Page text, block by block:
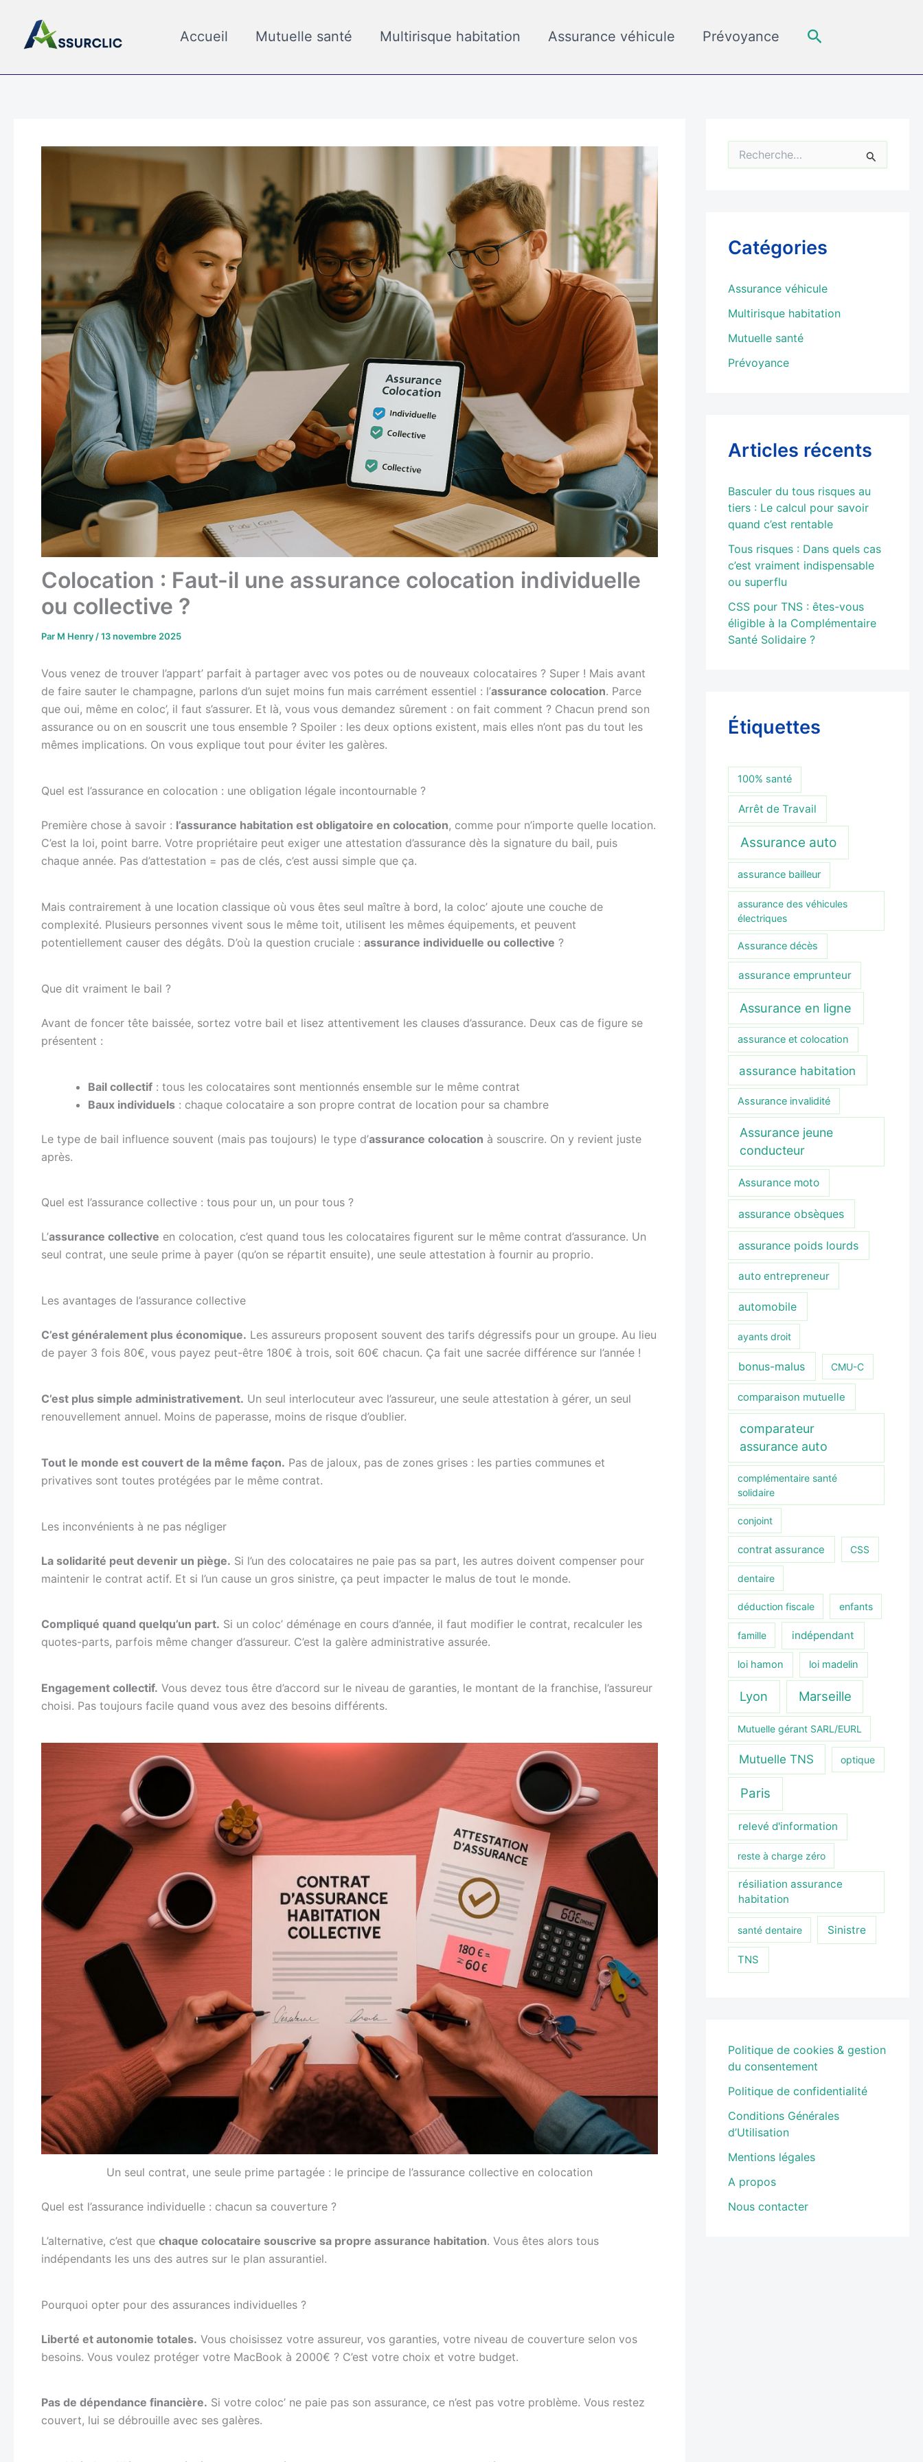
contenu
Accueil Mutuelle santé Multirisque habitation Assurance véhicule Prévoyance Rechercher
Colocation : Faut-il une assurance colocation individuelle
ou collective ?
Par M Henry/13 novembre 2025
Vous venez de trouver l’appart’ parfait à partager avec vos potes ou de nouveaux colocataires ? Super ! Mais avant
de faire sauter le champagne, parlons d’un sujet moins fun mais carrément essentiel : l’assurance colocation. Parce
que oui, même en coloc’, il faut s’assurer. Et là, vous vous demandez sûrement : on fait comment ? Chacun prend son
assurance ou on en souscrit une tous ensemble ? Spoiler : les deux options existent, mais elles n’ont pas du tout les
mêmes implications. On vous explique tout pour éviter les galères.
Quel est l’assurance en colocation : une obligation légale incontournable ?
Première chose à savoir : l’assurance habitation est obligatoire en colocation, comme pour n’importe quelle location.
C’est la loi, point barre. Votre propriétaire peut exiger une attestation d’assurance dès la signature du bail, puis
chaque année. Pas d’attestation = pas de clés, c’est aussi simple que ça.
Mais contrairement à une location classique où vous êtes seul maître à bord, la coloc’ ajoute une couche de
complexité. Plusieurs personnes vivent sous le même toit, utilisent les mêmes équipements, et peuvent
potentiellement causer des dégâts. D’où la question cruciale : assurance individuelle ou collective ?
Que dit vraiment le bail ?
Avant de foncer tête baissée, sortez votre bail et lisez attentivement les clauses d’assurance. Deux cas de figure se
présentent :
Bail collectif : tous les colocataires sont mentionnés ensemble sur le même contrat
Baux individuels : chaque colocataire a son propre contrat de location pour sa chambre
Le type de bail influence souvent (mais pas toujours) le type d’assurance colocation à souscrire. On y revient juste
après.
Quel est l’assurance collective : tous pour un, un pour tous ?
L’assurance collective en colocation, c’est quand tous les colocataires figurent sur le même contrat d’assurance. Un
seul contrat, une seule prime à payer (qu’on se répartit ensuite), une seule attestation à fournir au proprio.
Les avantages de l’assurance collective
C’est généralement plus économique. Les assureurs proposent souvent des tarifs dégressifs pour un groupe. Au lieu
de payer 3 fois 80€, vous payez peut-être 180€ à trois, soit 60€ chacun. Ça fait une sacrée différence sur l’année !
C’est plus simple administrativement. Un seul interlocuteur avec l’assureur, une seule attestation à gérer, un seul
renouvellement annuel. Moins de paperasse, moins de risque d’oublier.
Tout le monde est couvert de la même façon. Pas de jaloux, pas de zones grises : les parties communes et
privatives sont toutes protégées par le même contrat.
Les inconvénients à ne pas négliger
La solidarité peut devenir un piège. Si l’un des colocataires ne paie pas sa part, les autres doivent compenser pour
maintenir le contrat actif. Et si l’un cause un gros sinistre, ça peut impacter le malus de tout le monde.
Compliqué quand quelqu’un part. Si un coloc’ déménage en cours d’année, il faut modifier le contrat, recalculer les
quotes-parts, parfois même changer d’assureur. C’est la galère administrative assurée.
Engagement collectif. Vous devez tous être d’accord sur le niveau de garanties, le montant de la franchise, l’assureur
choisi. Pas toujours facile quand vous avez des besoins différents.
Un seul contrat, une seule prime partagée : le principe de l’assurance collective en colocation
Quel est l’assurance individuelle : chacun sa couverture ?
L’alternative, c’est que chaque colocataire souscrive sa propre assurance habitation. Vous êtes alors tous
indépendants les uns des autres sur le plan assurantiel.
Pourquoi opter pour des assurances individuelles ?
Liberté et autonomie totales. Vous choisissez votre assureur, vos garanties, votre niveau de couverture selon vos
besoins. Vous voulez protéger votre MacBook à 2000€ ? C’est votre choix et votre budget.
Pas de dépendance financière. Si votre coloc’ ne paie pas son assurance, ce n’est pas votre problème. Vous restez
couvert, lui se débrouille avec ses galères.
e
h
Catégories
Assurance véhicule
Multirisque habitation
Mutuelle santé
Prévoyance
Articles récents
Basculer du tous risques au
tiers : Le calcul pour savoir
quand c’est rentable
Tous risques : Dans quels cas
c’est vraiment indispensable
ou superflu
CSS pour TNS : êtes-vous
éligible à la Complémentaire
Santé Solidaire ?
Étiquettes
100% santé
Arrêt de Travail
Assurance auto
assurance bailleur
assurance des véhicules
électriques
Assurance décès
assurance emprunteur
Assurance en ligne
assurance et colocation
assurance habitation
Assurance invalidité
Assurance jeune
conducteur
Assurance moto
assurance obsèques
assurance poids lourds
auto entrepreneur
automobile
ayants droit
bonus-malus CMU-C
comparaison mutuelle
comparateur
assurance auto
complémentaire santé
solidaire
conjoint
contrat assurance CSS
dentaire
déduction fiscale enfants
famille indépendant
loi hamon loi madelin
Lyon Marseille
Mutuelle gérant SARL/EURL
Mutuelle TNS optique
Paris
relevé d'information
reste à charge zéro
résiliation assurance
habitation
santé dentaire Sinistre
TNS
Politique de cookies & gestion
du consentement
Politique de confidentialité
Conditions Générales
d’Utilisation
Mentions légales
A propos
Nous contacter